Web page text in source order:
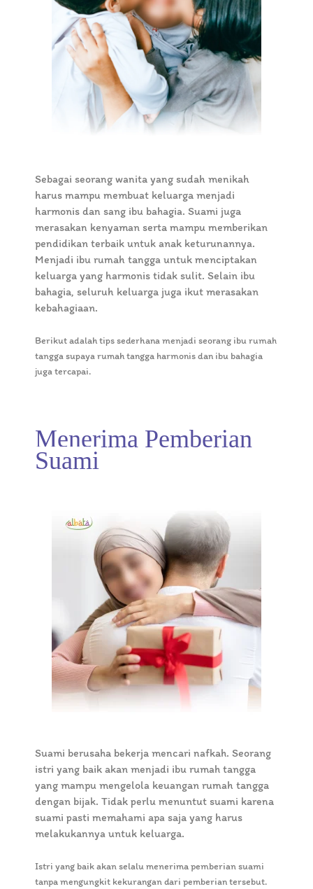
Sebagai seorang wanita yang sudah menikah
harus mampu membuat keluarga menjadi
harmonis dan sang ibu bahagia. Suami juga
merasakan kenyaman serta mampu memberikan
pendidikan terbaik untuk anak keturunannya.
Menjadi ibu rumah tangga untuk menciptakan
keluarga yang harmonis tidak sulit. Selain ibu
bahagia, seluruh keluarga juga ikut merasakan
kebahagiaan.
Berikut adalah tips sederhana menjadi seorang ibu rumah
tangga supaya rumah tangga harmonis dan ibu bahagia
juga tercapai.
Menerima Pemberian
Suami
Suami berusaha bekerja mencari nafkah. Seorang
istri yang baik akan menjadi ibu rumah tangga
yang mampu mengelola keuangan rumah tangga
dengan bijak. Tidak perlu menuntut suami karena
suami pasti memahami apa saja yang harus
melakukannya untuk keluarga.
Istri yang baik akan selalu menerima pemberian suami
tanpa mengungkit kekurangan dari pemberian tersebut.